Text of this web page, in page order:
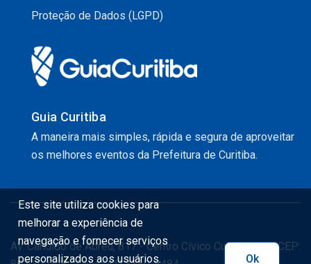
Este site utiliza cookies para
melhorar a experiência de
navegação e fornecer serviços
personalizados aos usuários.
Ok
Proteção de Dados (LGPD)
Guia Curitiba
A maneira mais simples, rápida e segura de aproveitar
os melhores eventos da Prefeitura de Curitiba.
Av. Cândido de Abreu, 817 - Centro Cívico Curitiba - PR CEP: